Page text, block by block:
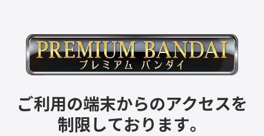
ご利用の端末からのアクセスを
制限しております。